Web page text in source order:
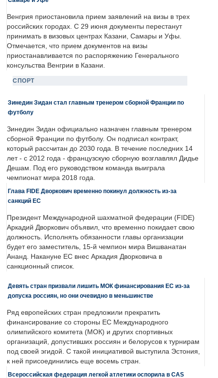
Венгрия приостановила прием заявлений на визы в трех
российских городах. С 29 июня документы перестанут
принимать в визовых центрах Казани, Самары и Уфы.
Отмечается, что прием документов на визы
приостанавливается по распоряжению Генерального
консульства Венгрии в Казани.
СПОРТ
Зинедин Зидан стал главным тренером сборной Франции по
футболу
Зинедин Зидан официально назначен главным тренером
сборной Франции по футболу. Он подписал контракт,
который рассчитан до 2030 года. В течение последних 14
лет - с 2012 года - французскую сборную возглавлял Дидье
Дешам. Под его руководством команда выиграла
чемпионат мира 2018 года.
Глава FIDE Дворкович временно покинул должность из-за
санкций ЕС
Президент Международной шахматной федерации (FIDE)
Аркадий Дворкович объявил, что временно покидает свою
должность. Исполнять обязанности главы организации
будет его заместитель, 15-й чемпион мира Вишванатан
Ананд. Накануне ЕС внес Аркадия Дворковича в
санкционный список.
Девять стран призвали лишить МОК финансирования ЕС из-за
допуска россиян, но они очевидно в меньшинстве
Ряд европейских стран предложили прекратить
финансирование со стороны ЕС Международного
олимпийского комитета (МОК) и других спортивных
организаций, допустивших россиян и белорусов к турнирам
под своей эгидой. С такой инициативой выступила Эстония,
к ней присоединились еще восемь стран.
Всероссийская федерация легкой атлетики оспорила в CAS